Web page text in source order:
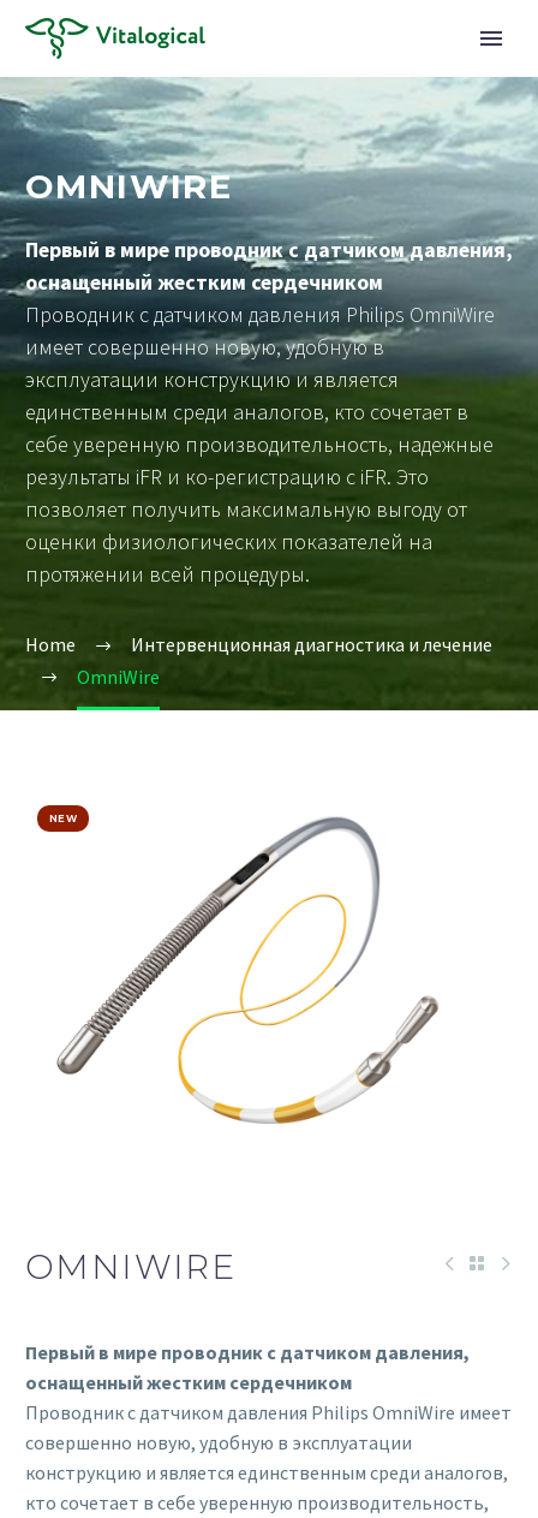
OMNIWIRE
Первый в мире проводник с датчиком давления,
оснащенный жестким сердечником
Проводник с датчиком давления Philips OmniWire
имеет совершенно новую, удобную в
эксплуатации конструкцию и является
единственным среди аналогов, кто сочетает в
себе уверенную производительность, надежные
результаты iFR и ко-регистрацию с iFR. Это
позволяет получить максимальную выгоду от
оценки физиологических показателей на
протяжении всей процедуры.
Home
Интервенционная диагностика и лечение
OmniWire
NEW
OMNIWIRE
Первый в мире проводник с датчиком давления,
оснащенный жестким сердечником
Проводник с датчиком давления Philips OmniWire имеет
совершенно новую, удобную в эксплуатации
конструкцию и является единственным среди аналогов,
кто сочетает в себе уверенную производительность,